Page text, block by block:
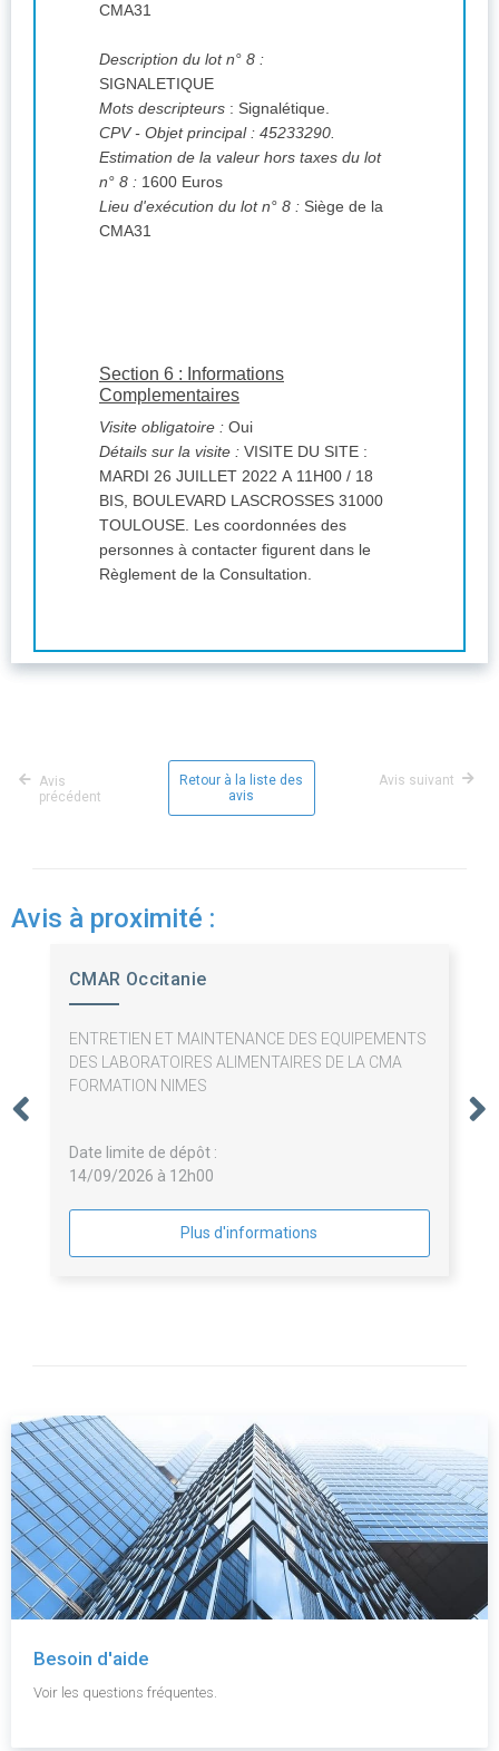
CMA31
Description du lot n° 8 :
SIGNALETIQUE
Mots descripteurs : Signalétique.
CPV- Objet principal : 45233290.
Estimation de la valeur hors taxes du lot
n° 8 : 1600 Euros
Lieu d'exécution du lot n° 8 : Siège de la
CMA31
Section 6 : Informations
Complementaires
Visite obligatoire : Oui
Détails sur la visite : VISITE DU SITE :
MARDI 26 JUILLET 2022 A 11H00 / 18
BIS, BOULEVARD LASCROSSES 31000
TOULOUSE. Les coordonnées des
personnes à contacter figurent dans le
Règlement de la Consultation.
Avis
précédent
Retour à la liste des
avis
Avis suivant
Avis à proximité :
CMAR Occitanie
ENTRETIEN ET MAINTENANCE DES EQUIPEMENTS
DES LABORATOIRES ALIMENTAIRES DE LA CMA
FORMATION NIMES
Date limite de dépôt :
14/09/2026 à 12h00
Plus d'informations
Besoin d'aide
Voir les questions fréquentes.